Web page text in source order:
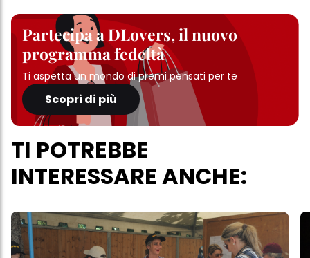
Partecipa a DLovers, il nuovo
programma fedeltà
Ti aspetta un mondo di premi pensati per te
Scopri di più
TI POTREBBE
INTERESSARE ANCHE: